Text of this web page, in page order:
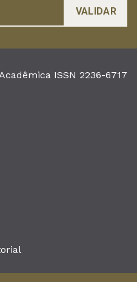
ISSN 2236-6717